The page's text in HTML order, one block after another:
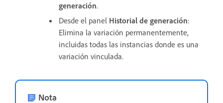
generación.
Desde el panel Historial de generación:
Elimina la variación permanentemente,
incluidas todas las instancias donde es una
variación vinculada.
Nota